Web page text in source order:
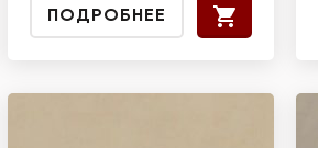
ПОДРОБНЕЕ